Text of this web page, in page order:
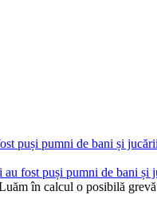
au fost puși pumni de bani
în calcul o posibilă